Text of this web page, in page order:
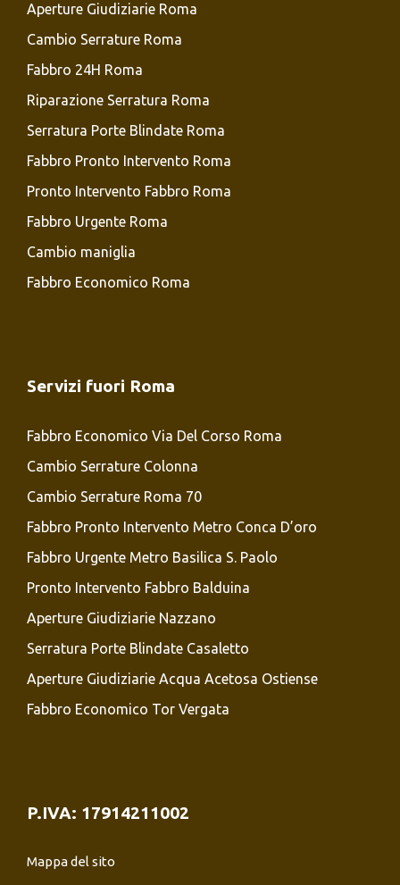
Aperture Giudiziarie Roma
Cambio Serrature Roma
Fabbro 24H Roma
Riparazione Serratura Roma
Serratura Porte Blindate Roma
Fabbro Pronto Intervento Roma
Pronto Intervento Fabbro Roma
Fabbro Urgente Roma
Cambio maniglia
Fabbro Economico Roma
Servizi fuori Roma
Fabbro Economico Via Del Corso Roma
Cambio Serrature Colonna
Cambio Serrature Roma 70
Fabbro Pronto Intervento Metro Conca D’oro
Fabbro Urgente Metro Basilica S. Paolo
Pronto Intervento Fabbro Balduina
Aperture Giudiziarie Nazzano
Serratura Porte Blindate Casaletto
Aperture Giudiziarie Acqua Acetosa Ostiense
Fabbro Economico Tor Vergata
P.IVA: 17914211002
Mappa del sito